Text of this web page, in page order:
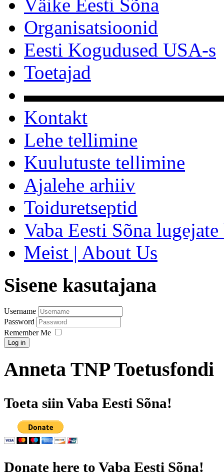
Väike Eesti Sõna
Organisatsioonid
Eesti Kogudused USA-s
Toetajad
Kontakt
Lehe tellimine
Kuulutuste tellimine
Ajalehe arhiiv
Toiduretseptid
Vaba Eesti Sõna
Meist | About Us
Sisene kasutajana
Username
Password
Remember Me
Log in
Anneta TNP Toetusfondi
Toeta siin Vaba Eesti Sõna!
Donate here to Vaba Eesti Sõna!